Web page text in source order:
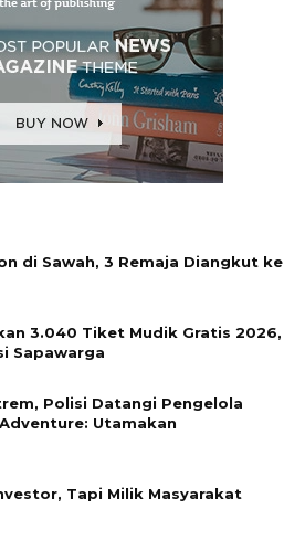
di Sawah, 3 Remaja Diangkut ke
3.040 Tiket Mudik Gratis 2026,
Sapawarga
Polisi Datangi Pengelola
Utamakan
Tapi Milik Masyarakat